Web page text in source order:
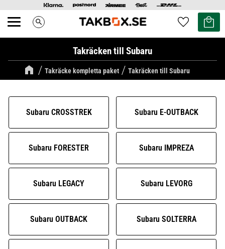
Meny search Favoriter
Kundvagn
Takräcken till Subaru
Takräcke kompletta paket Takräcken till Subaru
Subaru CROSSTREK Subaru E-OUTBACK
Subaru FORESTER Subaru IMPREZA
Subaru LEGACY Subaru LEVORG
Subaru OUTBACK Subaru SOLTERRA